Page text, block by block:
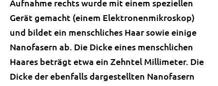
Aufnahme rechts wurde mit einem speziellen
Gerät gemacht (einem Elektronenmikroskop)
und bildet ein menschliches Haar sowie einige
Nanofasern ab. Die Dicke eines menschlichen
Haares beträgt etwa ein Zehntel Millimeter. Die
Dicke der ebenfalls dargestellten Nanofasern